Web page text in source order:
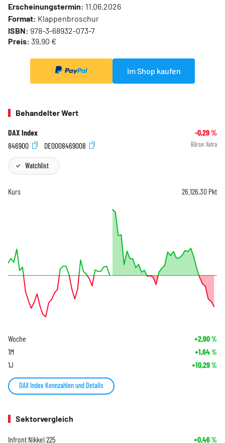
Erscheinungstermin: 11.06.2026
Format: Klappenbroschur
ISBN: 978-3-68932-073-7
Preis: 39,90 €
Im Shop kaufen
Behandelter Wert
DAX Index -0,29%
846900
DE0008469008 Börse: Xetra
Watchlist
Kurs 26.126,30 Pkt
Woche +2,90%
1M +1,64%
1J +10,29%
DAX Index Kennzahlen und Details
Sektorvergleich
Infront Nikkei 225 +0,46%